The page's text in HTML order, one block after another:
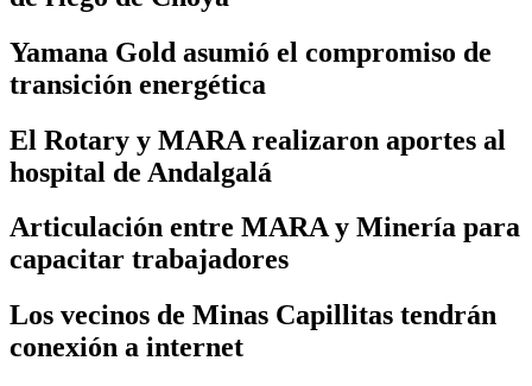
Yamana Gold asumió el compromiso de
transición energética
El Rotary y MARA realizaron aportes al
hospital de Andalgalá
Articulación entre MARA y Minería para
capacitar trabajadores
Los vecinos de Minas Capillitas tendrán
conexión a internet